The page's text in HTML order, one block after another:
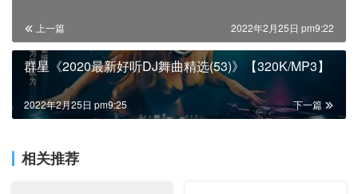
上一篇 2022年2月25日 pm9:22
群星《2020最新好听DJ舞曲精选(53)》【320K/MP3】
下一篇
2022年2月25日 pm9:25
相关推荐